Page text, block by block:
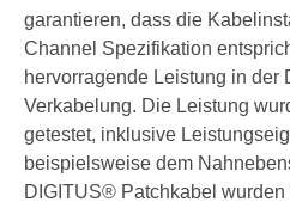
garantieren, dass die
Channel Spezifikation
hervorragende Leistung in der
Verkabelung. Die Leistung
getestet, inklusive
beispielsweise dem
DIGITUS® Patchkabel